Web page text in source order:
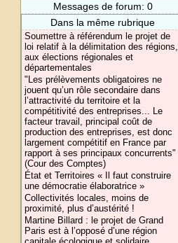
Messages de forum: 0
Dans la même rubrique
Soumettre à référendum le projet de
loi relatif à la délimitation des régions,
aux élections régionales et
départementales
"Les prélèvements obligatoires ne
jouent qu’un rôle secondaire dans
l’attractivité du territoire et la
compétitivité des entreprises... Le
facteur travail, principal coût de
production des entreprises, est donc
largement compétitif en France par
rapport à ses principaux concurrents"
(Cour des Comptes)
État et Territoires « Il faut construire
une démocratie élaboratrice »
Collectivités locales, moins de
proximité, plus d’austérité !
Martine Billard : le projet de Grand
Paris est à l’opposé d’une région